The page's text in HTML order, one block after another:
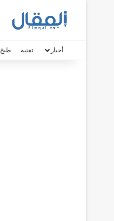
أخبار تقنية طبخ